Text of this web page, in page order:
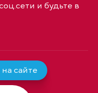
и будьте в
сайте